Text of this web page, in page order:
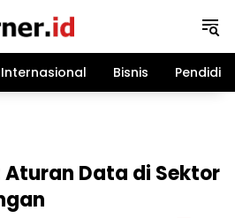
Internasional Bisnis
Data di Sektor